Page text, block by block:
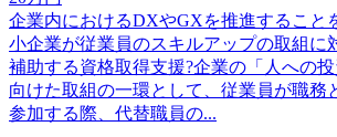
企業内におけるDXやGXを推進すること
小企業が従業員のスキルアップの取組に
補助する資格取得支援?企業の「人への
向けた取組の一環として、従業員が職務
参加する際、代替職員の...